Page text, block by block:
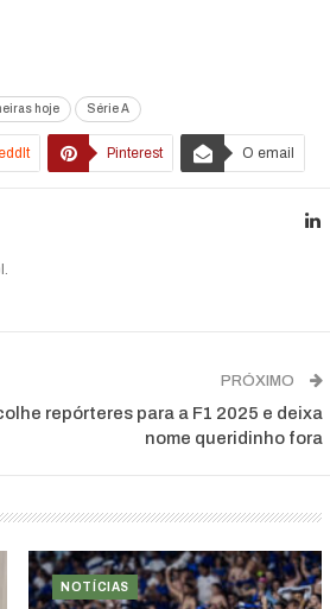
hoje Série A
Pinterest O email
PRÓXIMO
repórteres para a F1 2025 e deixa
nome queridinho fora
NOTÍCIAS